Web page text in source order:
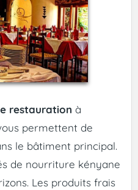
restauration à
permettent de
le bâtiment principal.
de nourriture kényane
Les produits frais